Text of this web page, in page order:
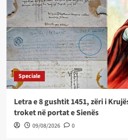
Speciale
Letra e 8 gushtit 1451, zëri i
troket në portat e Sienës
09/08/2026 0